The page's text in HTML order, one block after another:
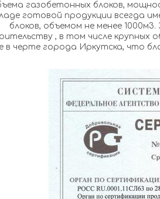
блоков, мощность завода может быть увеличена до 1800 м3 в месяц. На нашем
готовой продукции всегда имеется в наличии
блоков, объемом не менее
крупных объектов. Территориально завод и склад располагаются в одном
города Иркутска, что благополучно